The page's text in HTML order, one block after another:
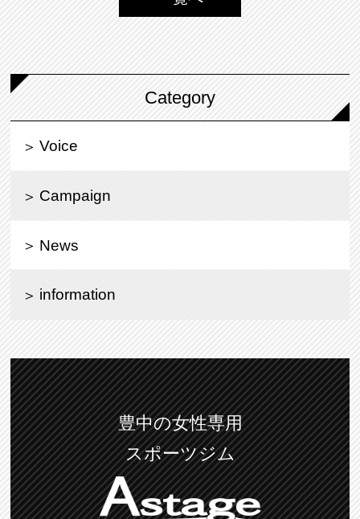
Category
Voice
Campaign
News
information
豊中の女性専用
スポーツジム